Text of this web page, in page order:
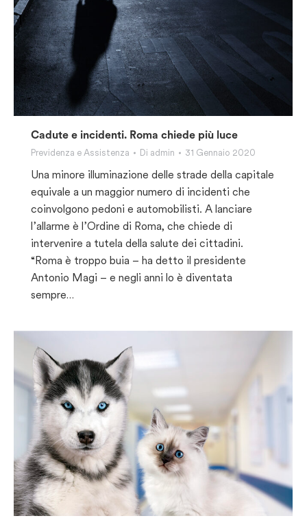
Cadute e incidenti. Roma chiede più luce
Previdenza e Assistenza Di admin 31 Gennaio 2020
Una minore illuminazione delle strade della capitale
equivale a un maggior numero di incidenti che
coinvolgono pedoni e automobilisti. A lanciare
l’allarme è l’Ordine di Roma, che chiede di
intervenire a tutela della salute dei cittadini.
“Roma è troppo buia – ha detto il presidente
Antonio Magi – e negli anni lo è diventata
sempre…